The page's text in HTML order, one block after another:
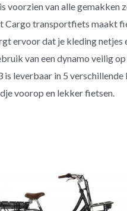
voorzien van alle
transportfiets maakt
ervoor dat je kleding
van een dynamo veilig
leverbaar in 5
voorop en lekker fietsen.